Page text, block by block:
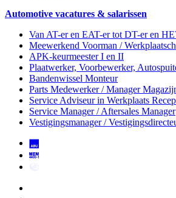
Automotive vacatures & salarissen
Van AT-er en EAT-er tot DT-er en
Meewerkend Voorman /
APK-keurmeester I en II
Plaatwerker, Voorbewerker,
Bandenwissel Monteur
Parts Medewerker / Manager
Service Adviseurin Werkplaats
Service Manager / Aftersales Manager
Vestigingsmanager /